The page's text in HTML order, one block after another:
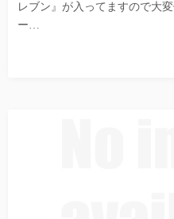
レブン』が入ってますので大
ー…